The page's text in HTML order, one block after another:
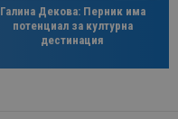
Галина Декова: Перник има
потенциал за културна
дестинация